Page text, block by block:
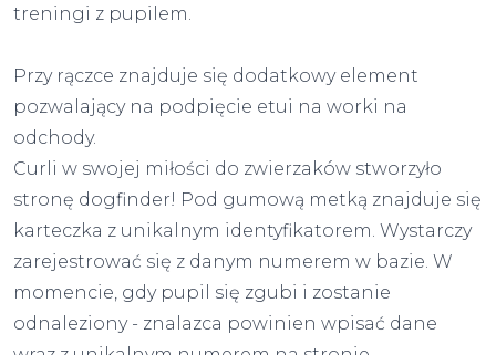
treningi z pupilem.
Przy rączce znajduje się dodatkowy element
pozwalający na podpięcie etui na worki na
odchody.
Curli w swojej miłości do zwierzaków stworzyło
stronę dogfinder! Pod gumową metką znajduje się
karteczka z unikalnym identyfikatorem. Wystarczy
zarejestrować się z danym numerem w bazie. W
momencie, gdy pupil się zgubi i zostanie
odnaleziony - znalazca powinien wpisać dane